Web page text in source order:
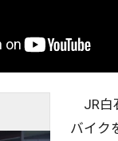
JR白
バイク